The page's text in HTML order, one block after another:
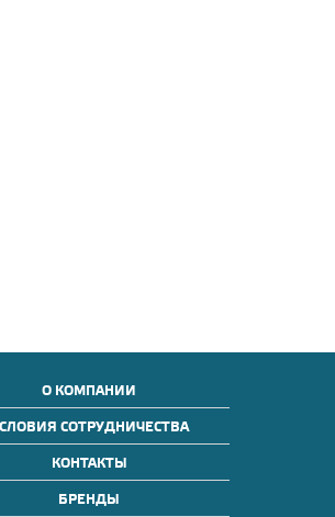
О КОМПАНИИ
СОТРУДНИЧЕСТВА
КОНТАКТЫ
БРЕНДЫ